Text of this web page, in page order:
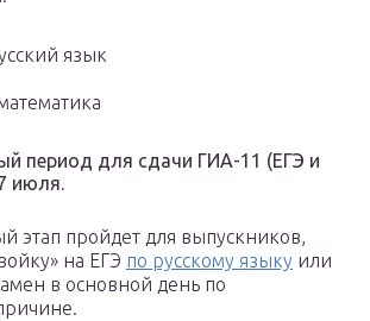
язык
период для сдачи ГИА-11 (ЕГЭ и
июля.
этап пройдет для выпускников,
на ЕГЭ по русскому языку или
в основной день по